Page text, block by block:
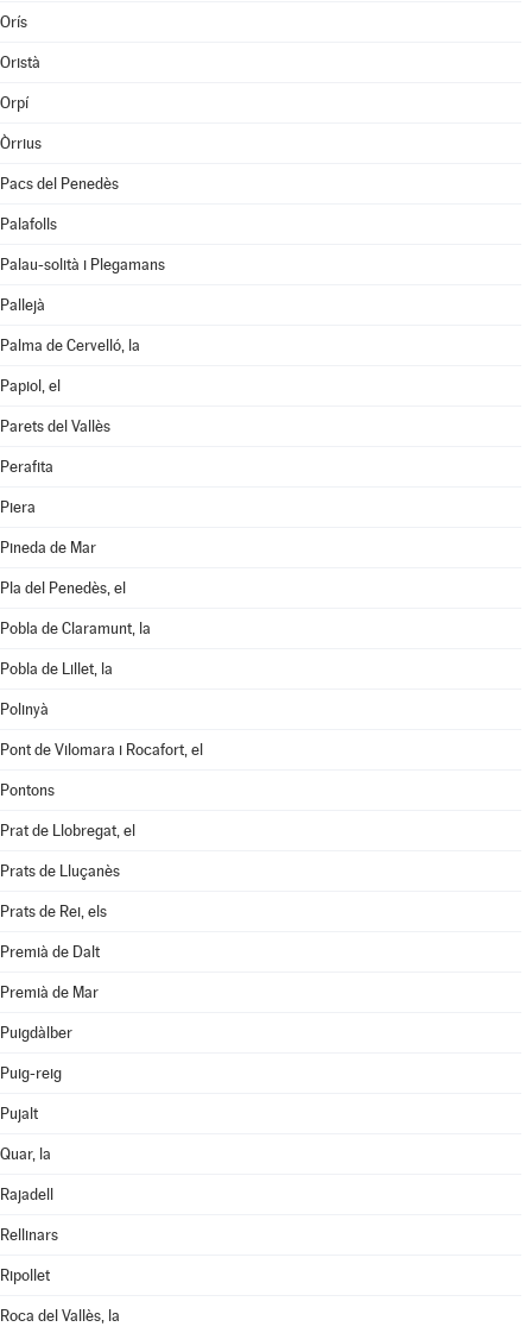
Orís
Oristà
Orpí
Òrrius
Pacs del Penedès
Palafolls
Palau-solità i Plegamans
Pallejà
Palma de Cervelló, la
Papiol, el
Parets del Vallès
Perafita
Piera
Pineda de Mar
Pla del Penedès, el
Pobla de Claramunt, la
Pobla de Lillet, la
Polinyà
Pont de Vilomara i Rocafort, el
Pontons
Prat de Llobregat, el
Prats de Lluçanès
Prats de Rei, els
Premià de Dalt
Premià de Mar
Puigdàlber
Puig-reig
Pujalt
Quar, la
Rajadell
Rellinars
Ripollet
Roca del Vallès, la